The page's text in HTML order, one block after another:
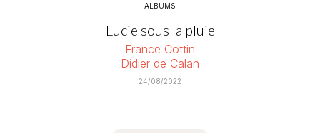
ALBUMS
Lucie sous la pluie
France Cottin
Didier de Calan
24/08/2022